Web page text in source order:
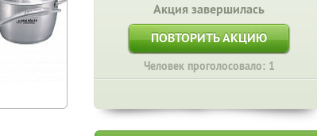
Акция завершилась
ПОВТОРИТЬ АКЦИЮ
Человек проголосовало: 1